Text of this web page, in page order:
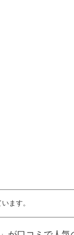
ます。